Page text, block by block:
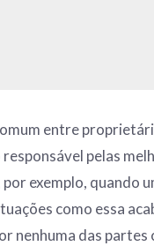
entre
pelas
exemplo, quando
como essa
nenhuma das partes